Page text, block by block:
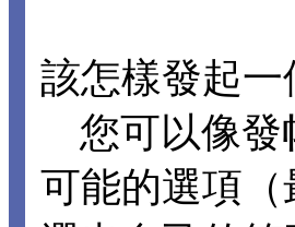
該怎樣發起一
您可以像發
可能的選項